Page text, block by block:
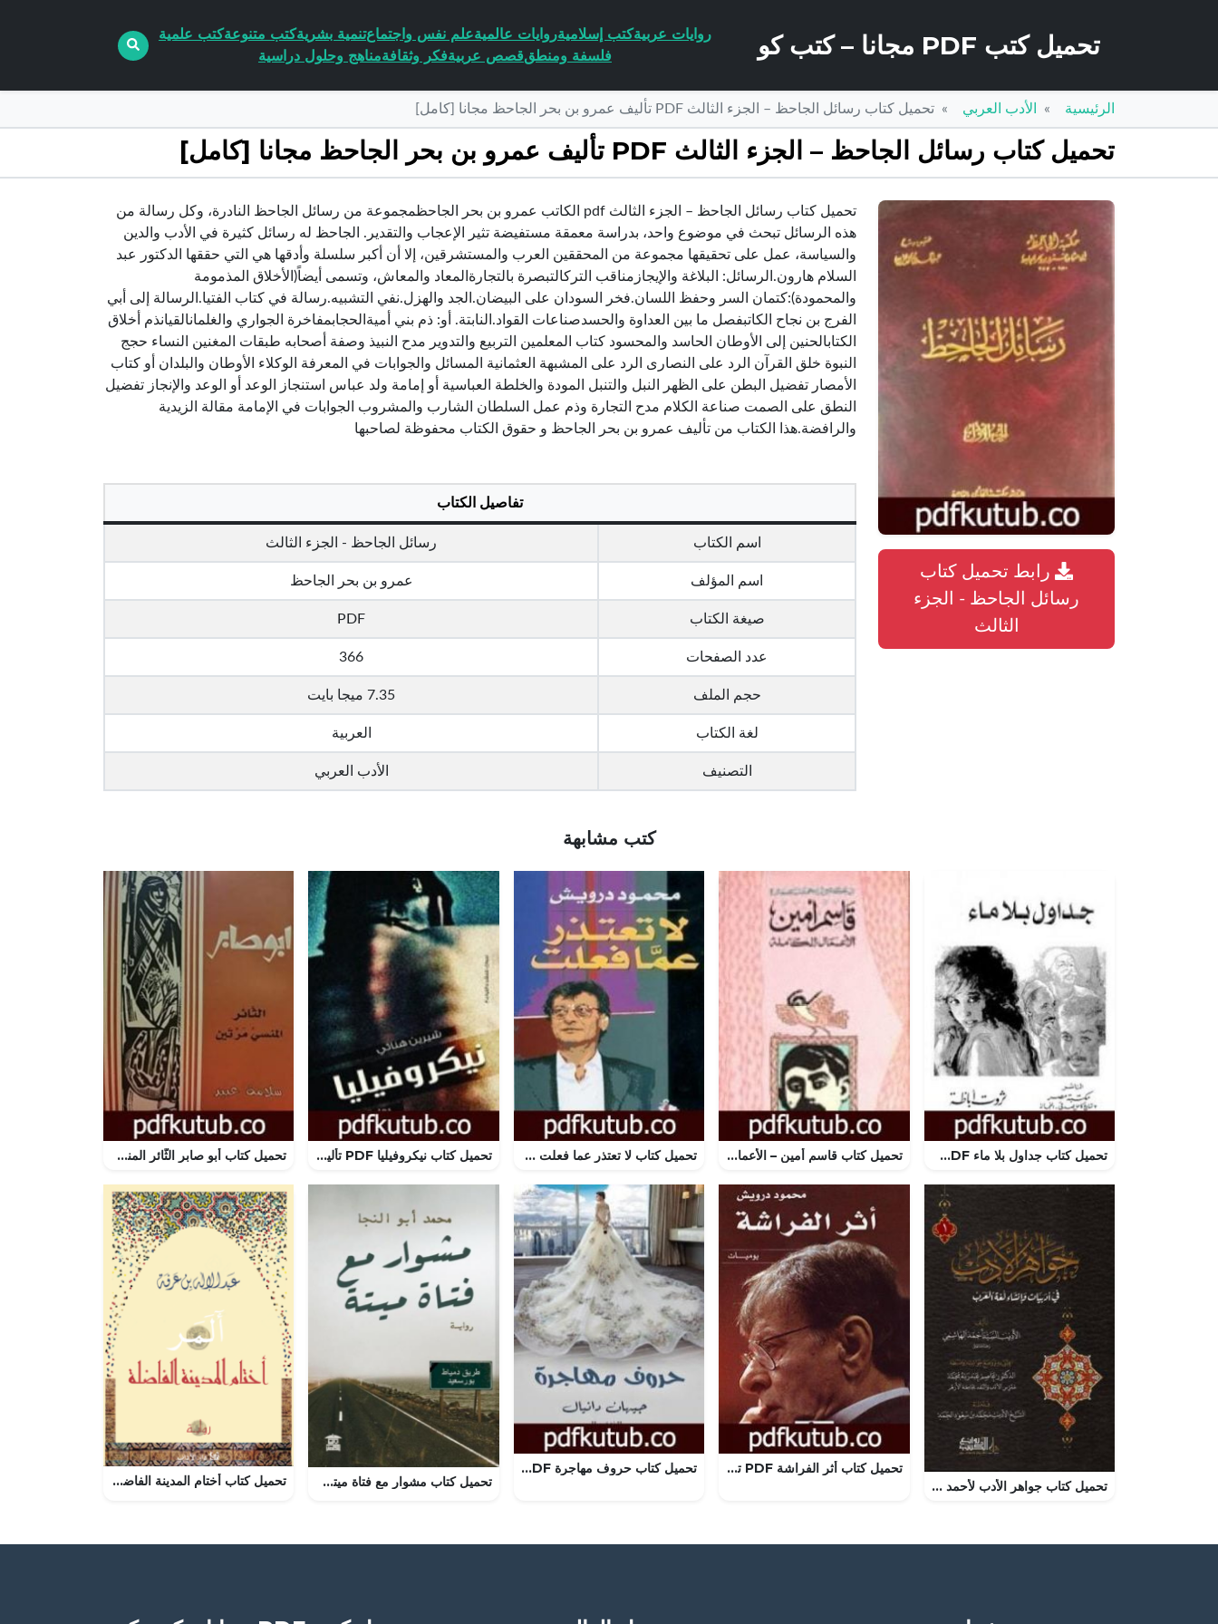
تحميل كتب PDF مجانا – كتب كو روايات عربيةكتب إسلاميةروايات عالميةعلم نفس واجتماعتنمية بشريةكتب متنوعةكتب علمية
فلسفة ومنطققصص عربيةفكر وثقافةمناهج وحلول دراسية
الرئيسية الأدب العربي تحميل كتاب رسائل الجاحظ – الجزء الثالث PDF تأليف عمرو بن بحر الجاحظ مجانا [كامل]
تحميل كتاب رسائل الجاحظ – الجزء الثالث PDF تأليف عمرو بن بحر الجاحظ مجانا [كامل]
رابط تحميل كتاب
رسائل الجاحظ - الجزء
الثالث
تحميل كتاب رسائل الجاحظ – الجزء الثالث pdf الكاتب عمرو بن بحر الجاحظمجموعة من رسائل الجاحظ النادرة، وكل رسالة من
هذه الرسائل تبحث في موضوع واحد، بدراسة معمقة مستفيضة تثير الإعجاب والتقدير. الجاحظ له رسائل كثيرة في الأدب والدين
والسياسة، عمل على تحقيقها مجموعة من المحققين العرب والمستشرقين، إلا أن أكبر سلسلة وأدقها هي التي حققها الدكتور عبد
السلام هارون.الرسائل: البلاغة والإيجازمناقب التركالتبصرة بالتجارةالمعاد والمعاش، وتسمى أيضاً(الأخلاق المذمومة
والمحمودة):كتمان السر وحفظ اللسان.فخر السودان على البيضان.الجد والهزل.نفي التشبيه.رسالة في كتاب الفتيا.الرسالة إلى أبي
الفرج بن نجاح الكاتبفصل ما بين العداوة والحسدصناعات القواد.النابتة. أو: ذم بني أميةالحجابمفاخرة الجواري والغلمانالقيانذم أخلاق
الكتابالحنين إلى الأوطان الحاسد والمحسود كتاب المعلمين التربيع والتدوير مدح النبيذ وصفة أصحابه طبقات المغنين النساء حجج
النبوة خلق القرآن الرد على النصارى الرد على المشبهة العثمانية المسائل والجوابات في المعرفة الوكلاء الأوطان والبلدان أو كتاب
الأمصار تفضيل البطن على الظهر النبل والتنبل المودة والخلطة العباسية أو إمامة ولد عباس استنجاز الوعد أو الوعد والإنجاز تفضيل
النطق على الصمت صناعة الكلام مدح التجارة وذم عمل السلطان الشارب والمشروب الجوابات في الإمامة مقالة الزيدية
والرافضة.هذا الكتاب من تأليف عمرو بن بحر الجاحظ و حقوق الكتاب محفوظة لصاحبها
تفاصيل الكتاب
اسم الكتاب رسائل الجاحظ - الجزء الثالث
اسم المؤلف عمرو بن بحر الجاحظ
صيغة الكتاب PDF
عدد الصفحات 366
حجم الملف 7.35 ميجا بايت
لغة الكتاب العربية
التصنيف الأدب العربي
كتب مشابهة
تحميل كتاب جداول بلا ماء PDF تأليف ثروت أباظة مجانا [كامل] تحميل كتاب قاسم أمين – الأعمال الكاملة PDF تأليف محمد عمارة مجانا [كامل] تحميل كتاب لا تعتذر عما فعلت PDF تأليف محمود درويش مجانا [كامل] تحميل كتاب نيكروفيليا PDF تأليف شيرين هنائي مجانا [كامل] تحميل كتاب أبو صابر الثّائر المنسى مرّتين PDF تأليف سلامة عبيد مجانا [كامل]
تحميل كتاب جواهر الأدب لأحمد الهاشمي بصيغة PDF مجانا
تحميل كتاب أثر الفراشة PDF تأليف محمود درويش مجانا [كامل]
تحميل كتاب حروف مهاجرة PDF تأليف جيهان دانيال مجانا [كامل]
تحميل كتاب مشوار مع فتاة ميتة PDF محمد أبو النجا مجانا
تحميل كتاب أختام المدينة الفاضلة PDF عبد الإله بن عرفة مجانا